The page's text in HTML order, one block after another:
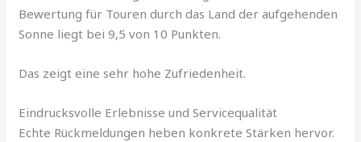
Bewertung für Touren durch das Land der aufgehenden
Sonne liegt bei 9,5 von 10 Punkten.
Das zeigt eine sehr hohe Zufriedenheit.
Eindrucksvolle Erlebnisse und Servicequalität
Echte Rückmeldungen heben konkrete Stärken hervor.